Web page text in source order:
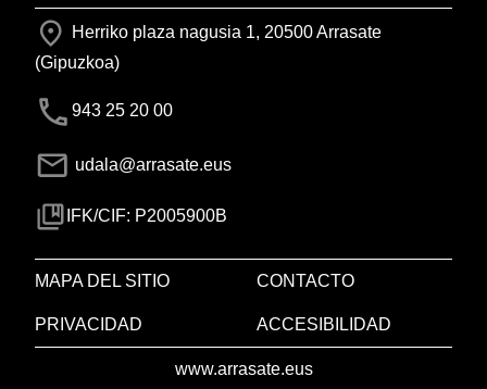
Herriko plaza nagusia 1, 20500 Arrasate
(Gipuzkoa)
943 25 20 00
udala@arrasate.eus
IFK/CIF: P2005900B
MAPA DEL SITIO CONTACTO
PRIVACIDAD ACCESIBILIDAD
www.arrasate.eus